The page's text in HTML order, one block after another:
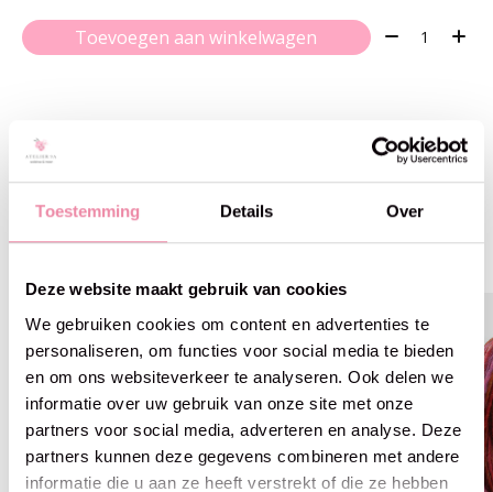
Toestemming Details Over
Deze website maakt gebruik van cookies
We gebruiken cookies om content en advertenties te
personaliseren, om functies voor social media te bieden
en om ons websiteverkeer te analyseren. Ook delen we
informatie over uw gebruik van onze site met onze
partners voor social media, adverteren en analyse. Deze
partners kunnen deze gegevens combineren met andere
informatie die u aan ze heeft verstrekt of die ze hebben
Toevoegen aan winkelwagen Aantal:
Gerelateerde producten